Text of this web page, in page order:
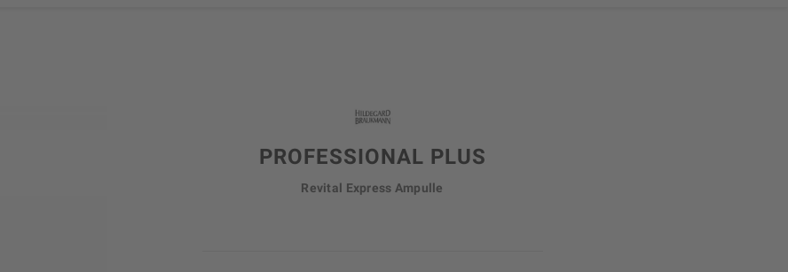
PROFESSIONAL PLUS
Revital Express Ampulle